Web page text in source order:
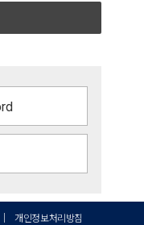
｜개인정보처리방침